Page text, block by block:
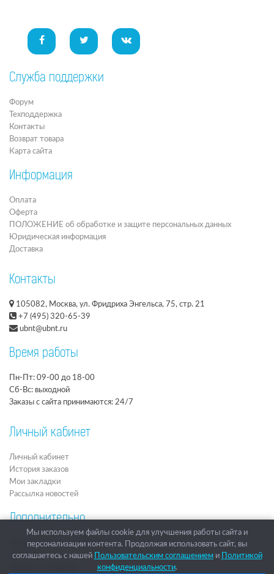
Служба поддержки
Форум
Техподдержка
Контакты
Возврат товара
Карта сайта
Информация
Оплата
Оферта
ПОЛОЖЕНИЕ об обработке и защите персональных данных
Юридическая информация
Доставка
Контакты
105082, Москва, ул. Фридриха Энгельса, 75, стр. 21
+7 (495) 320-65-39
ubnt@ubnt.ru
Время работы
Пн-Пт: 09-00 до 18-00
Сб-Вс: выходной
Заказы с сайта принимаются: 24/7
Личный кабинет
Личный кабинет
История заказов
Мои закладки
Рассылка новостей
Дополнительно
Подарочные сертификаты
Партнёры
Мы используем файлы cookie для улучшения работы сайта и
персонализации контента. Продолжая использовать сайт, вы
соглашаетесь с нашей
Пользовательским соглашениеми
Политикой
конфиденциальности.